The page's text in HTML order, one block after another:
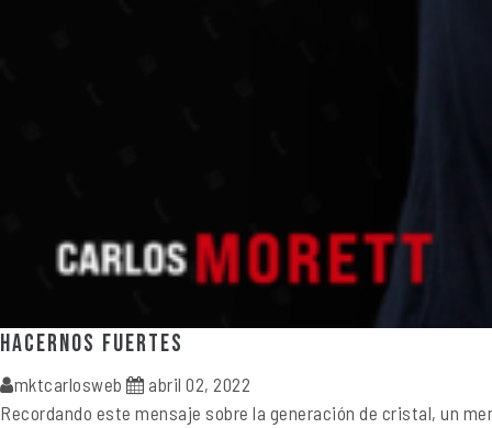
Hacernos Fuertes
mktcarlosweb
abril 02, 2022
Recordando este mensaje sobre la generación de cristal, un